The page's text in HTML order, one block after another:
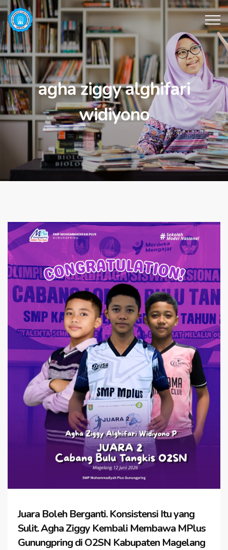
agha ziggy alghifari
widiyono
Juara Boleh Berganti. Konsistensi Itu yang
Sulit. Agha Ziggy Kembali Membawa MPlus
Gunungpring di O2SN Kabupaten Magelang